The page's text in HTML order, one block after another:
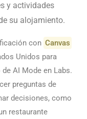
y actividades
su alojamiento.
con Canvas
Unidos para
AI Mode en Labs.
preguntas de
decisiones, como
restaurante